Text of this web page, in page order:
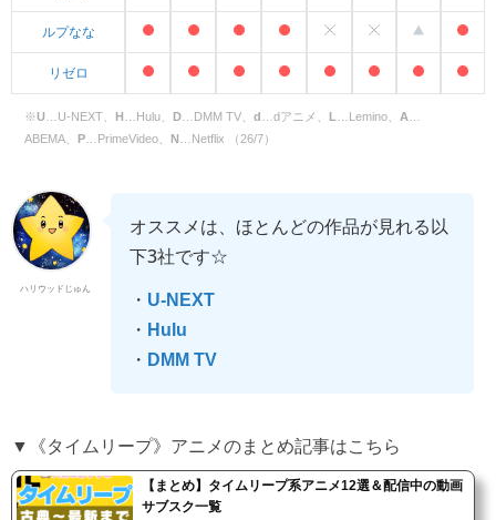
ルプなな
リゼロ
※U…U-NEXT、 H …Hulu、 D…DMM TV、 d …dアニメ、 L…Lemino、 A…
ABEMA、
P…PrimeVideo、 N …Netflix （26/7）
ハリウッドじゅん
オススメは、ほとんどの作品が見れる以
下3社です☆
・ U-NEXT
・ Hulu
・ DMM TV
▼《タイムリープ》アニメのまとめ記事はこちら
【まとめ】タイムリープ系アニメ12選＆配信中の動画
サブスク一覧